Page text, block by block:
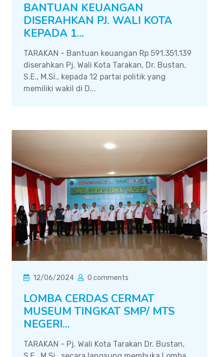
BANTUAN KEUANGAN
DISERAHKAN PJ. WALI KOTA
KEPADA 1...
TARAKAN - Bantuan keuangan Rp 591.351.139
diserahkan Pj. Wali Kota Tarakan, Dr. Bustan,
S.E., M.Si., kepada 12 partai politik yang
memiliki wakil di D...
12/06/2024 0 comments
LOMBA CERDAS CERMAT
MUSEUM TINGKAT SMP/ MTS
NEGERI...
TARAKAN - Pj. Wali Kota Tarakan Dr. Bustan,